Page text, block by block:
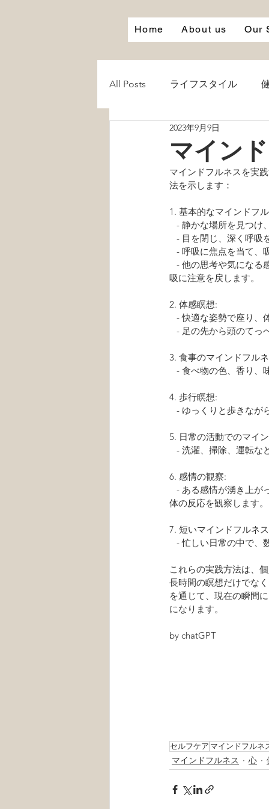
Home About us Our
All Posts ライフスタイル
笑う 笑顔
お風呂
マイン
2023年9月9日
マインドフルネスを実
法を示します：
1. 基本的なマインドフ
- 静かな場所を見
- 目を閉じ、深く呼
- 呼吸に焦点を当
吸に注意を戻します。
2. 体感瞑想:
- 快適な姿勢で座
- 足の先から頭の
3. 食事のマインドフル
- 食べ物の色、香
4. 歩行瞑想:
- ゆっくりと歩き
5. 日常の活動でのマイ
- 洗濯、掃除、運
6. 感情の観察:
体の反応を観察します。
7. 短いマインドフルネ
- 忙しい日常の中
これらの実践方法は、
長時間の瞑想だけでな
を通じて、現在の瞬間
になります。
by chatGPT
セルフケア マインドフルネ
マインドフルネス 心